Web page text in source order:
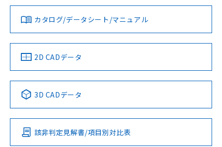
タイムチャート
検出領域
ダウンロードデータをご利用いただく前に、以下を必ずお読
みください。
ソフトウェアの使用条件
対応済み
中国 RoHS 注意事項・凡例
Pb Hg Cd Cr(VI)
O
LR型式承認
（イギリス
船舶規格）
DNV型式承認
（ノルウェー
BV型式承認
（フランス
KR型式
（韓国
No No No No
この製品の規格認証/適合状況ページへ
その他の認証はこちらのページからご検索ください
カタログ/データシート/マニュアル
2D CADデータ
3D CADデータ
該非判定見解書/項目別対比表